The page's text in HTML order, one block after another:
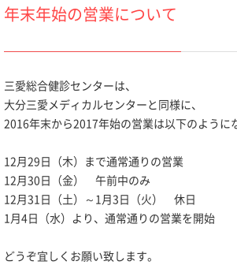
年末年始の営業について
三愛総合健診センターは、
大分三愛メディカルセンターと同様に、
2016年末から2017年始の営業は以下のように
12月29日（木）まで通常通りの営業
12月30日（金） 午前中のみ
12月31日（土）～1月3日（火） 休日
1月4日（水）より、通常通りの営業を開始
どうぞ宜しくお願い致します。